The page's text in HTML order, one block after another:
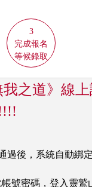
3
完成報名
等候錄取
之道》線上
過後，系統自動綁
號密碼，登入靈鷲